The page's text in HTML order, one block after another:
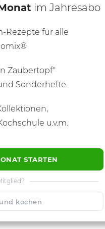
NOTIZ
im Jahresabo
Rezepte für alle
Zaubertopf"
Sonderhefte.
u.v.m.
STARTEN
kochen